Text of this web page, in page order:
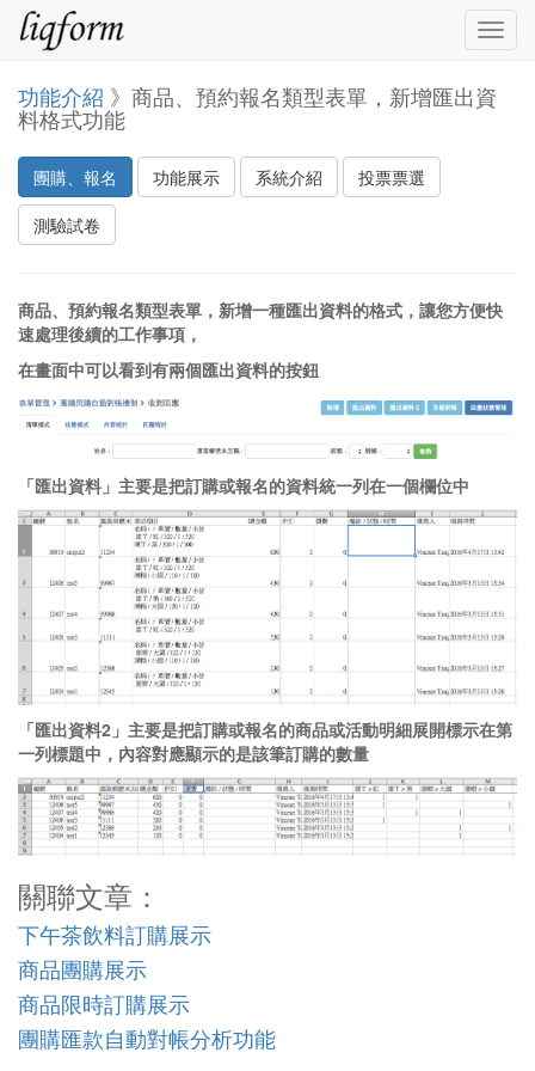
功能介紹 》商品、預約報名類型表單，新增匯出資
料格式功能
團購、報名 功能展示 系統介紹
投票票選
測驗試卷
商品、預約報名類型表單，新增一種匯出資料的格式，讓您方便快
速處理後續的工作事項，
在畫面中可以看到有兩個匯出資料的按鈕
「匯出資料」主要是把訂購或報名的資料統一列在一個欄位中
「匯出資料2」主要是把訂購或報名的商品或活動明細展開標示在第
一列標題中，內容對應顯示的是該筆訂購的數量
關聯文章：
下午茶飲料訂購展示
商品團購展示
商品限時訂購展示
團購匯款自動對帳分析功能